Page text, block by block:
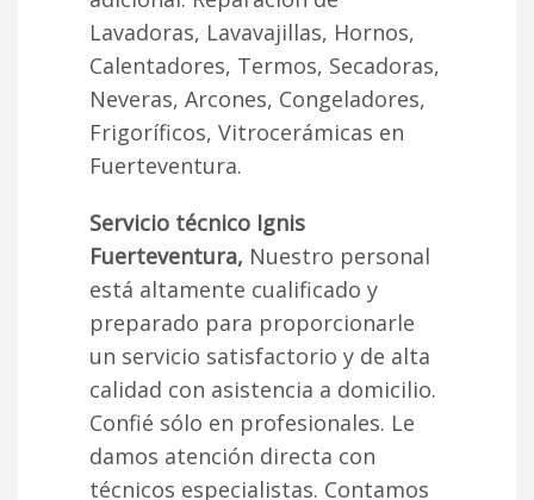
Lavadoras, Lavavajillas, Hornos,
Calentadores, Termos, Secadoras,
Neveras, Arcones, Congeladores,
Frigoríficos, Vitrocerámicas en
Fuerteventura.
Servicio técnico Ignis
Fuerteventura, Nuestro personal
está altamente cualificado y
preparado para proporcionarle
un servicio satisfactorio y de alta
calidad con asistencia a domicilio.
Confié sólo en profesionales. Le
damos atención directa con
técnicos especialistas. Contamos